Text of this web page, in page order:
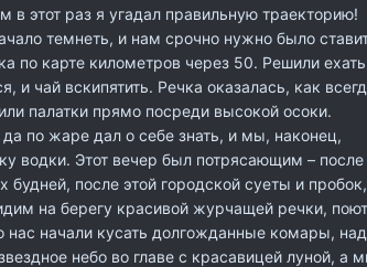
в этот раз я угадал правильную траекторию!
темнеть, и нам срочно нужно было
по карте километров через 50. Решили ехать
и чай вскипятить. Речка оказалась, как
палатки прямо посреди высокой осоки.
по жаре дал о себе знать, и мы, наконец,
водки. Этот вечер был потрясающим – после
после этой городской суеты и пробок,
на берегу красивой журчащей речки, поют
нас начали кусать долгожданные комары, над
небо во главе с красавицей луной, а